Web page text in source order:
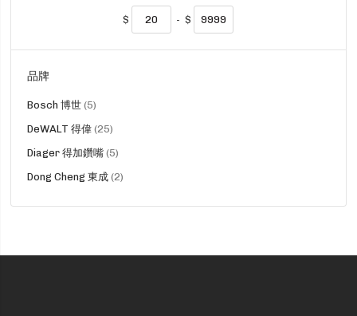
$ - $
品牌
Bosch 博世 5貨
DeWALT 得偉 25貨
Diager 得加鑽嘴 5貨
Dong Cheng 東成 2貨